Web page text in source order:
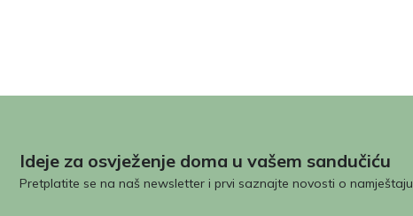
Ideje za osvježenje doma u vašem sandučiću
Pretplatite se na naš newsletter i prvi saznajte novosti o namještaju.